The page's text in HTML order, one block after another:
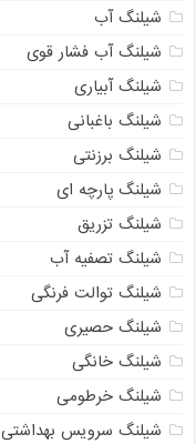
شیلنگ آب
شیلنگ آب فشار قوی
شیلنگ آبیاری
شیلنگ باغبانی
شیلنگ برزنتی
شیلنگ پارچه ای
شیلنگ تزریق
شیلنگ تصفیه آب
شیلنگ توالت فرنگی
شیلنگ حصیری
شیلنگ خانگی
شیلنگ خرطومی
شیلنگ سرویس بهداشتی